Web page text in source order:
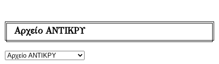
Αρχείο ΑΝΤΙΚΡΥ